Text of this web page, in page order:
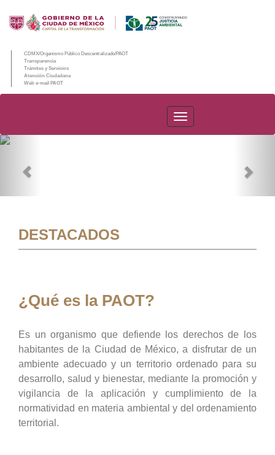
CDMX/Organismo Público Descentralizado/PAOT
Transparencia
Trámites y Servicios
Atención Ciudadana
Web e-mail PAOT
PAOT
DESTACADOS
¿Qué es la PAOT?
Es un organismo que defiende los derechos de los
habitantes de la Ciudad de México, a disfrutar de un
ambiente adecuado y un territorio ordenado para su
desarrollo, salud y bienestar, mediante la promoción y
vigilancia de la aplicación y cumplimiento de la
normatividad en materia ambiental y del ordenamiento
territorial.